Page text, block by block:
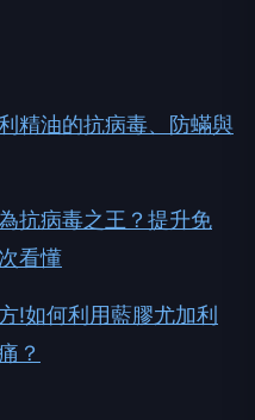
精油的抗病毒、防蟎與
抗病毒之王？提升免
看懂
!如何利用藍膠尤加利
？